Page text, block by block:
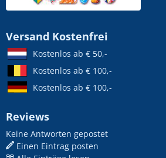
Versand Kostenfrei
Kostenlos ab € 50,-
Kostenlos ab € 100,-
Kostenlos ab € 100,-
Reviews
Keine Antworten gepostet
Einen Eintrag posten